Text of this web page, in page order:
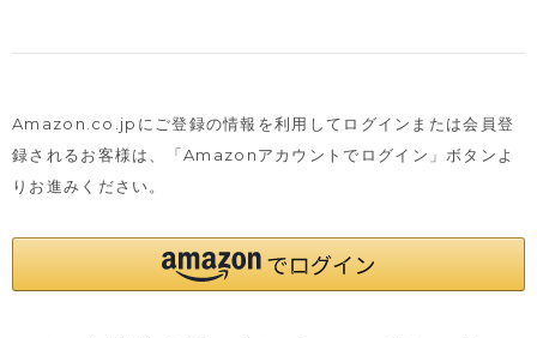
Amazon.co.jpにご登録の情報を利用してログインまたは会員登
録されるお客様は、
「Amazonアカウントでログイン」ボタンよ
りお進みください。